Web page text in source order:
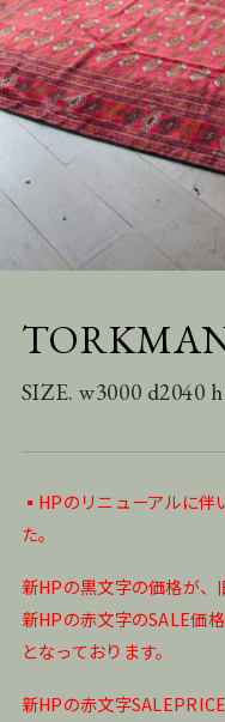
SIZE. w3000 d2040
▪️HPのリニューアルに伴
た。
新HPの黒文字の価格が
新HPの赤文字のSALE価
となっております。
新HPの赤文字